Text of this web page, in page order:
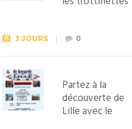
septembre
2026
3 JOURS 0
Partez à la
découverte de
Lille avec le